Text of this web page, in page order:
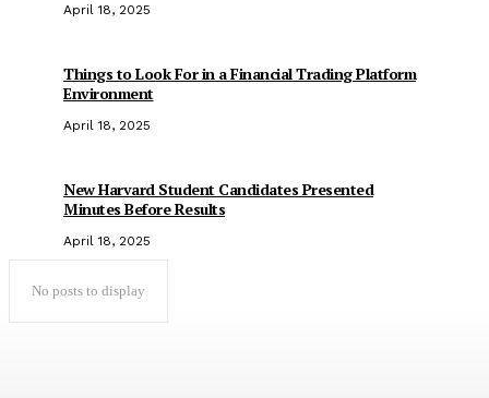
April 18, 2025
Things to Look For in a Financial Trading Platform
Environment
April 18, 2025
New Harvard Student Candidates Presented
Minutes Before Results
April 18, 2025
No posts to display